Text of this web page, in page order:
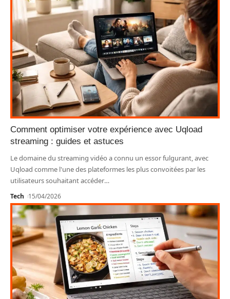
Comment optimiser votre expérience avec Uqload
streaming : guides et astuces
Le domaine du streaming vidéo a connu un essor fulgurant, avec
Uqload comme l'une des plateformes les plus convoitées par les
utilisateurs souhaitant accéder…
Tech 15/04/2026